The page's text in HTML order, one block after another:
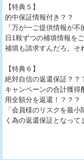
【特典５】
的中保証情報付き？？
「万が一ご提供情報が
日1鞍ずつの補填情報を
補填も請求すんだろ。そ
【特典６】
絶対自信の返還保証？？
キャンペーンの合計獲得
用全額分を返還！？？？
「会員様のリスクを最
く為の返還保証となって